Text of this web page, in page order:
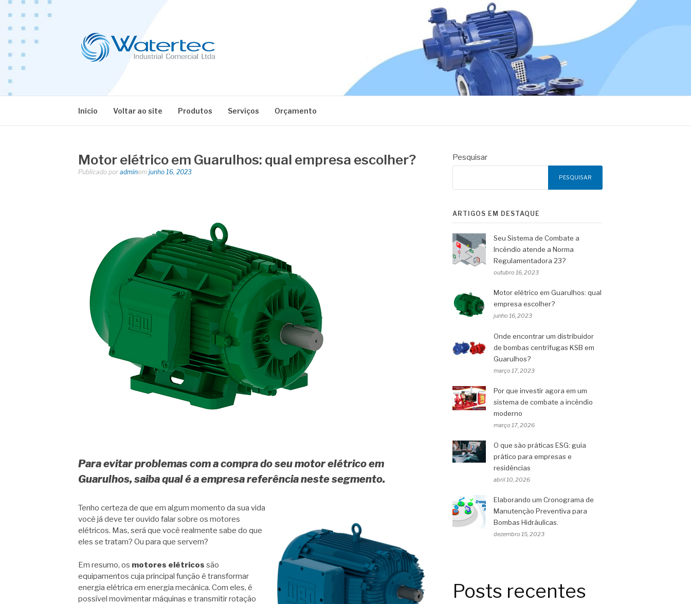
Pular
para
conteúdo
Início Voltar ao site Produtos Serviços Orçamento
Motor elétrico em Guarulhos: qual empresa escolher?
Publicado por adminem junho 16, 2023
Para evitar problemas com a compra do seu motor elétrico em
Guarulhos, saiba qual é a empresa referência neste segmento.
Tenho certeza de que em algum momento da sua vida
você já deve ter ouvido falar sobre os motores
elétricos. Mas, será que você realmente sabe do que
eles se tratam? Ou para que servem?
Em resumo, os motores elétricos são
equipamentos cuja principal função é transformar
energia elétrica em energia mecânica. Com eles, é
possível movimentar máquinas e transmitir rotação
Pesquisar
PESQUISAR
ARTIGOS EM DESTAQUE
Seu Sistema de Combate a
Incêndio atende a Norma
Regulamentadora 23?
outubro 16, 2023
Motor elétrico em Guarulhos: qual
empresa escolher?
junho 16, 2023
Onde encontrar um distribuidor
de bombas centrífugas KSB em
Guarulhos?
março 17, 2023
Por que investir agora em um
sistema de combate a incêndio
moderno
março 17, 2026
O que são práticas ESG: guia
prático para empresas e
residências
abril 10, 2026
Elaborando um Cronograma de
Manutenção Preventiva para
Bombas Hidráulicas.
dezembro 15, 2023
Posts recentes